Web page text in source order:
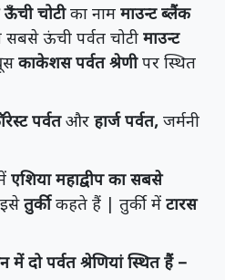
चोटीका नाम माउन्ट ब्लैंक
सबसे ऊंची पर्वत चोटी माउन्ट
काकेशस पर्वत श्रेणीपर स्थित
पर्वतऔर हार्ज पर्वत, जर्मनी
एशिया महाद्वीप का सबसे
तुर्कीकहते हैं | तुर्की में टारस
में दो पर्वत श्रेणियां स्थित हैं –